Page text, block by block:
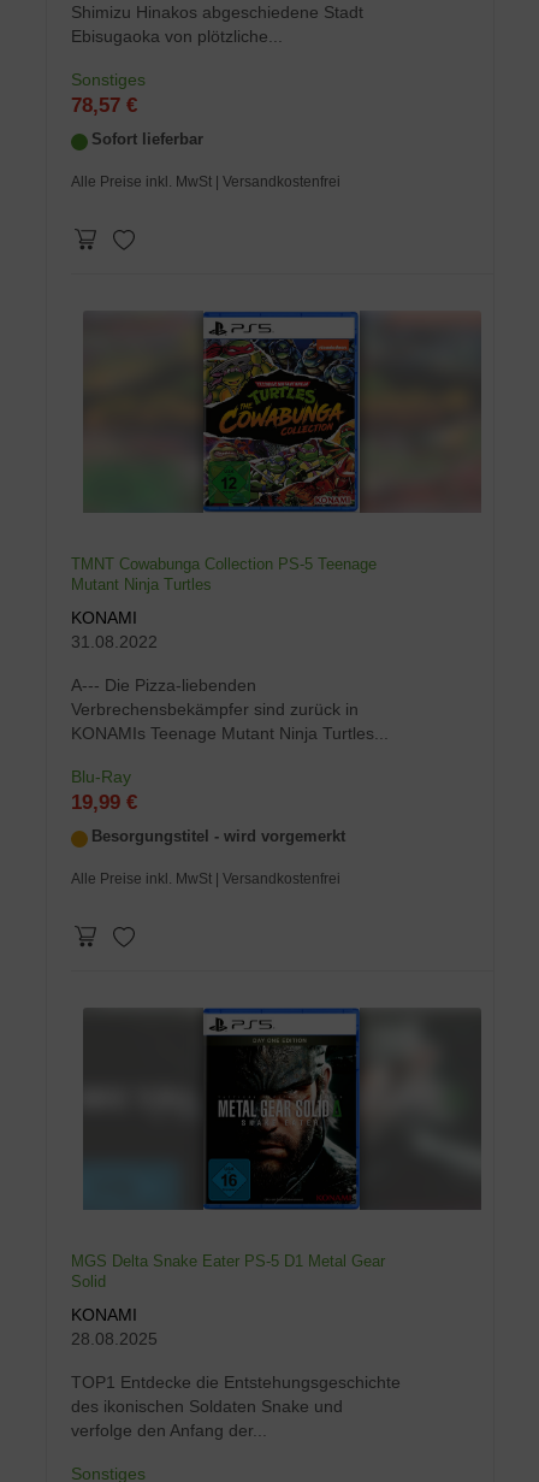
Shimizu Hinakos abgeschiedene Stadt
Ebisugaoka von plötzliche...
Sonstiges
78,57 €
Sofort lieferbar
Alle Preise inkl. MwSt | Versandkostenfrei
TMNT Cowabunga Collection PS-5 Teenage
Mutant Ninja Turtles
KONAMI
31.08.2022
A--- Die Pizza-liebenden
Verbrechensbekämpfer sind zurück in
KONAMIs Teenage Mutant Ninja Turtles...
Blu-Ray
19,99 €
Besorgungstitel - wird vorgemerkt
Alle Preise inkl. MwSt | Versandkostenfrei
MGS Delta Snake Eater PS-5 D1 Metal Gear
Solid
KONAMI
28.08.2025
TOP1 Entdecke die Entstehungsgeschichte
des ikonischen Soldaten Snake und
verfolge den Anfang der...
Sonstiges